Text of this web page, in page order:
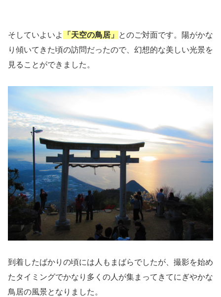
そしていよいよ 「天空の鳥居」
とのご対面です。陽がかな
り傾いてきた頃の訪問だったので、幻想的な美しい光景を
見ることができました。
到着したばかりの頃には人もまばらでしたが、撮影を始め
たタイミングでかなり多くの人が集まってきてにぎやかな
鳥居の風景となりました。